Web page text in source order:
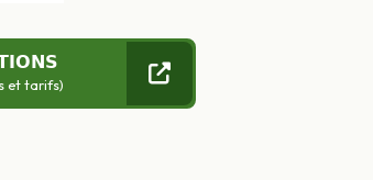
et tarifs)